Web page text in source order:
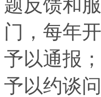
题反馈和
门，每年
予以通报
予以约谈